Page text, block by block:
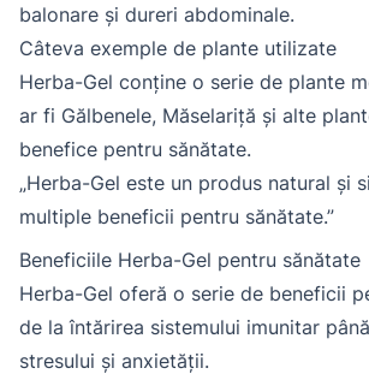
balonare și dureri abdominale.
Câteva exemple de plante utilizate
Herba-Gel conține o serie de plante
ar fi Gălbenele, Măselariță și alte
benefice pentru sănătate.
„Herba-Gel este un produs natural și
multiple beneficii pentru sănătate.”
Beneficiile Herba-Gel pentru sănătate
Herba-Gel oferă o serie de beneficii
de la întărirea sistemului imunitar
stresului și anxietății.